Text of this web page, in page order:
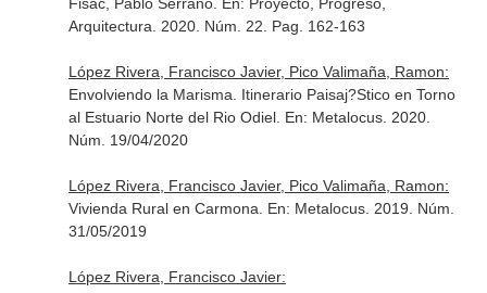
Arquitectura . 2020. Núm. 22. Pag. 162-163
López Rivera, Francisco Javier, Pico Valimaña, Ramon:
Envolviendo la Marisma. Itinerario Paisaj?Stico en Torno
al Estuario Norte del Rio Odiel. En: Metalocus. 2020.
Núm. 19/04/2020
López Rivera, Francisco Javier, Pico Valimaña, Ramon:
Vivienda Rural en Carmona. En: Metalocus. 2019. Núm.
31/05/2019
López Rivera, Francisco Javier: